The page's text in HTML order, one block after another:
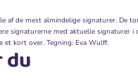
af de mest almindelige signaturer. De
signaturerne med aktuelle signaturer
et kort over. Tegning: Eva Wulff.
du